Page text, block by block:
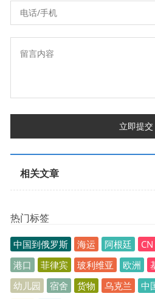
立即提交
相关文章
热门标签
中国到俄罗斯 海运 阿根廷 CN
港口
菲律宾 玻利维亚 欧洲
幼儿园
宿舍 货物 乌克兰 中